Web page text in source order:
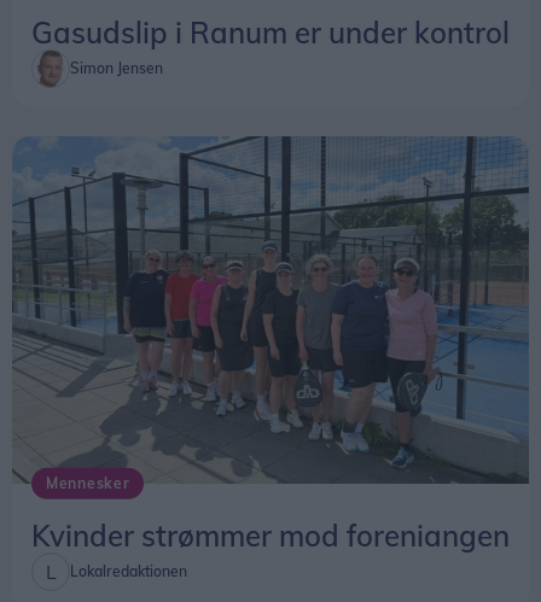
Gasudslip i Ranum er under kontrol
Simon Jensen
Mennesker
Kvinder strømmer mod foreniangen
Lokalredaktionen